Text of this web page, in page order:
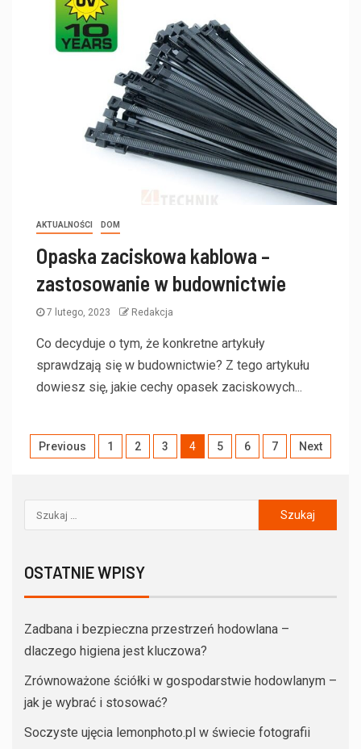
AKTUALNOŚCI DOM
Opaska zaciskowa kablowa –
zastosowanie w budownictwie
7 lutego, 2023 Redakcja
Co decyduje o tym, że konkretne artykuły
sprawdzają się w budownictwie? Z tego artykułu
dowiesz się, jakie cechy opasek zaciskowych...
Previous 1 2 3 4 5 6 7 Next
OSTATNIE WPISY
Zadbana i bezpieczna przestrzeń hodowlana –
dlaczego higiena jest kluczowa?
Zrównoważone ściółki w gospodarstwie hodowlanym –
jak je wybrać i stosować?
Soczyste ujęcia lemonphoto.pl w świecie fotografii